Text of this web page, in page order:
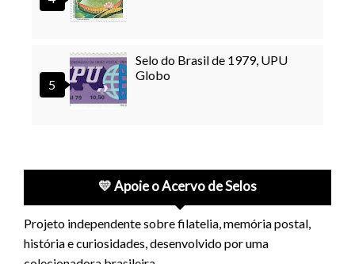
Selo do Brasil de 1979, UPU
Globo
💛 Apoie o Acervo de Selos
Projeto independente sobre filatelia, memória postal,
história e curiosidades, desenvolvido por uma